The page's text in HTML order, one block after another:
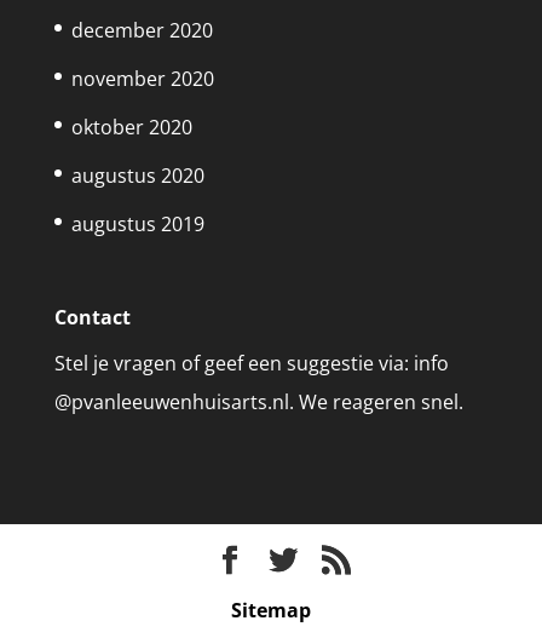
december 2020
november 2020
oktober 2020
augustus 2020
augustus 2019
Contact
Stel je vragen of geef een suggestie via: info
@pvanleeuwenhuisarts.nl. We reageren snel.
Sitemap